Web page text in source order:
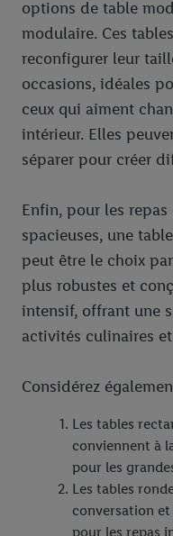
options de table
modulaire. Ces
reconfigurer leur
occasions, idéales
ceux qui aiment
intérieur. Elles
séparer pour créer
Enfin, pour les
spacieuses, une
peut être le choix
plus robustes et
intensif, offrant une
activités culinaires
Considérez
Les tables
conviennent à
pour les
Les tables
conversation
pour les repas